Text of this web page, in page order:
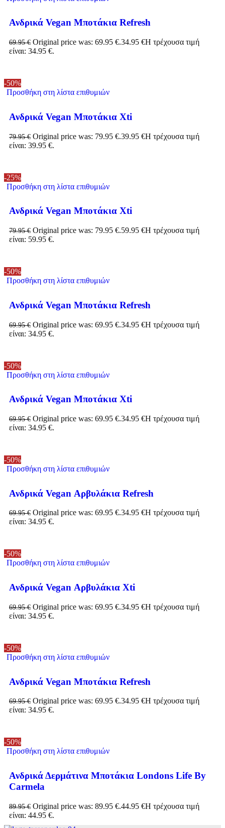
Ανδρικά Vegan Μποτάκια Refresh
69.95€ Original price was: 69.95 €.34.95 €Η τρέχουσα τιμή
είναι: 34.95 €.
-50%
Προσθήκη στη λίστα επιθυμιών
Ανδρικά Vegan Μποτάκια Xti
79.95€ Original price was: 79.95 €.39.95 €Η τρέχουσα τιμή
είναι: 39.95 €.
-25%
Προσθήκη στη λίστα επιθυμιών
Ανδρικά Vegan Μποτάκια Xti
79.95€ Original price was: 79.95 €.59.95 €Η τρέχουσα τιμή
είναι: 59.95 €.
-50%
Προσθήκη στη λίστα επιθυμιών
Ανδρικά Vegan Μποτάκια Refresh
69.95€ Original price was: 69.95 €.34.95 €Η τρέχουσα τιμή
είναι: 34.95 €.
-50%
Προσθήκη στη λίστα επιθυμιών
Ανδρικά Vegan Μποτάκια Xti
69.95€ Original price was: 69.95 €.34.95 €Η τρέχουσα τιμή
είναι: 34.95 €.
-50%
Προσθήκη στη λίστα επιθυμιών
Ανδρικά Vegan Αρβυλάκια Refresh
69.95€ Original price was: 69.95 €.34.95 €Η τρέχουσα τιμή
είναι: 34.95 €.
-50%
Προσθήκη στη λίστα επιθυμιών
Ανδρικά Vegan Αρβυλάκια Xti
69.95€ Original price was: 69.95 €.34.95 €Η τρέχουσα τιμή
είναι: 34.95 €.
-50%
Προσθήκη στη λίστα επιθυμιών
Ανδρικά Vegan Μποτάκια Refresh
69.95€ Original price was: 69.95 €.34.95 €Η τρέχουσα τιμή
είναι: 34.95 €.
-50%
Προσθήκη στη λίστα επιθυμιών
Ανδρικά Δερμάτινα Μποτάκια Londons Life By
Carmela
89.95€ Original price was: 89.95 €.44.95 €Η τρέχουσα τιμή
είναι: 44.95 €.